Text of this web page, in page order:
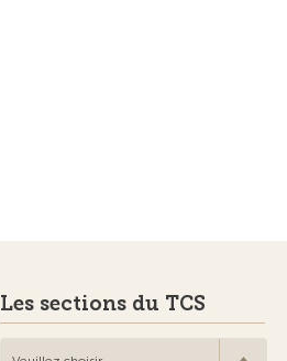
Les sections du TCS